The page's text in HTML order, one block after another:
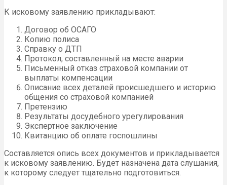
К исковому заявлению прикладывают:
Договор об ОСАГО
Копию полиса
Справку о ДТП
Протокол, составленный на месте аварии
Письменный отказ страховой компании от
выплаты компенсации
Описание всех деталей происшедшего и историю
общения со страховой компанией
Претензию
Результаты досудебного урегулирования
Экспертное заключение
Квитанцию об оплате госпошлины
Составляется опись всех документов и прикладывается
к исковому заявлению. Будет назначена дата слушания,
к которому следует тщательно подготовиться.